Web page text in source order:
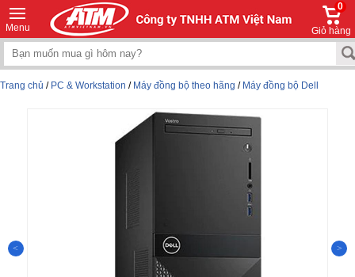
Menu
0
Giỏ hàng
Trang chủ / PC & Workstation / Máy đồng bộ theo hãng / Máy đồng bộ Dell